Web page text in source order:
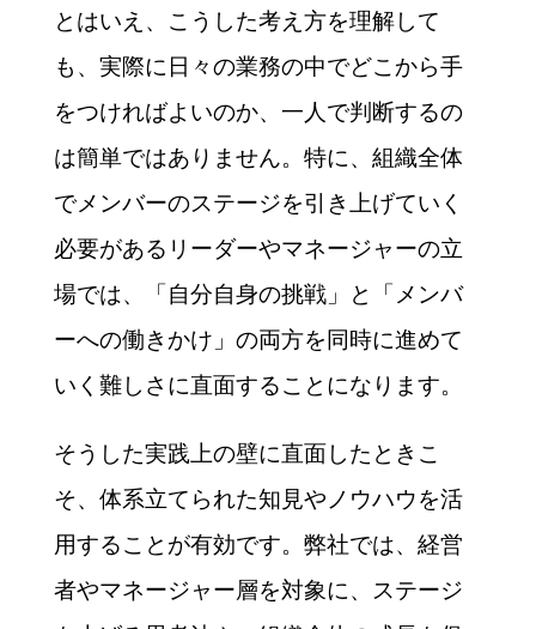
とはいえ、こうした考え方を理解して
も、実際に日々の業務の中でどこから手
をつければよいのか、一人で判断するの
は簡単ではありません。特に、組織全体
でメンバーのステージを引き上げていく
必要があるリーダーやマネージャーの立
場では、「自分自身の挑戦」と「メンバ
ーへの働きかけ」の両方を同時に進めて
いく難しさに直面することになります。
そうした実践上の壁に直面したときこ
そ、体系立てられた知見やノウハウを活
用することが有効です。弊社では、経営
者やマネージャー層を対象に、ステージ